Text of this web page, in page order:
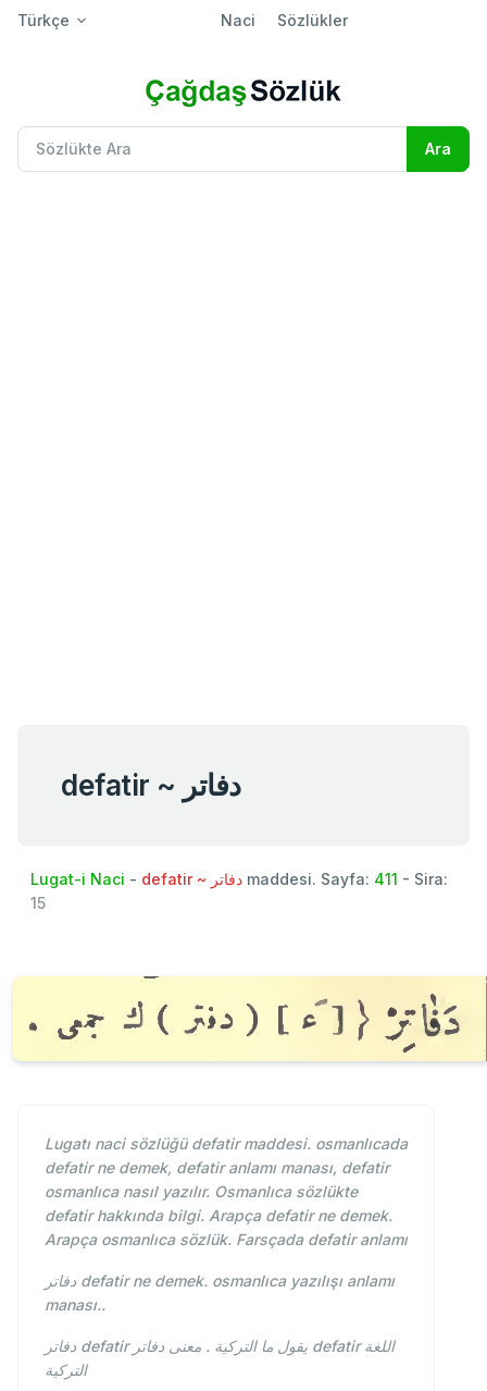
Türkçe Naci Sözlükler
defatir ~ دفاتر
Lugat-i Naci - defatir ~ دفاتر maddesi. Sayfa: 411 - Sira:
15
Lugatı naci sözlüğü defatir maddesi. osmanlıcada
defatir ne demek, defatir anlamı manası, defatir
osmanlıca nasıl yazılır. Osmanlıca sözlükte
defatir hakkında bilgi. Arapça defatir ne demek.
Arapça osmanlıca sözlük. Farsçada defatir anlamı
دفاتر defatir ne demek. osmanlıca yazılışı anlamı
manası..
دفاتر defatir يقول ما التركية . معنى دفاتر defatir اللغة
التركية